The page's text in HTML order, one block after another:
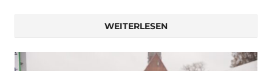
WEITERLESEN